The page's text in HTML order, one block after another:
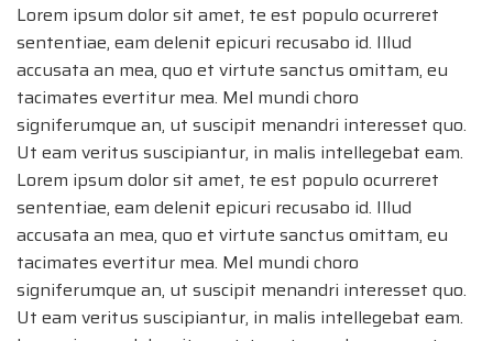
Lorem ipsum dolor sit amet, te est populo ocurreret
sententiae, eam delenit epicuri recusabo id. Illud
accusata an mea, quo et virtute sanctus omittam, eu
tacimates evertitur mea. Mel mundi choro
signiferumque an, ut suscipit menandri interesset quo.
Ut eam veritus suscipiantur, in malis intellegebat eam.
Lorem ipsum dolor sit amet, te est populo ocurreret
sententiae, eam delenit epicuri recusabo id. Illud
accusata an mea, quo et virtute sanctus omittam, eu
tacimates evertitur mea. Mel mundi choro
signiferumque an, ut suscipit menandri interesset quo.
Ut eam veritus suscipiantur, in malis intellegebat eam.